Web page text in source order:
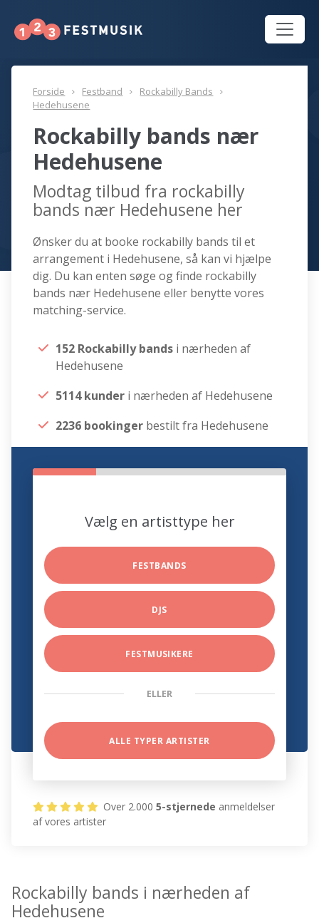
Forside Festband
Rockabilly Bands
Hedehusene
Rockabilly bands nær
Hedehusene
Modtag tilbud fra rockabilly
bands nær Hedehusene her
Ønsker du at booke rockabilly bands til et
arrangement i Hedehusene, så kan vi hjælpe
dig. Du kan enten søge og finde rockabilly
bands nær Hedehusene eller benytte vores
matching-service.
152 Rockabilly bands i nærheden af
Hedehusene
5114 kunder i nærheden af Hedehusene
2236 bookinger bestilt fra Hedehusene
Vælg en artisttype her
FESTBANDS
DJS
FESTMUSIKERE
ELLER
ALLE TYPER ARTISTER
Over 2.0005-stjernede anmeldelser
af vores artister
Rockabilly bands i nærheden af
Hedehusene